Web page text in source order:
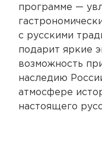
программе —
с русскими
подарит яркие
возможность
наследию
атмосфере
настоящего